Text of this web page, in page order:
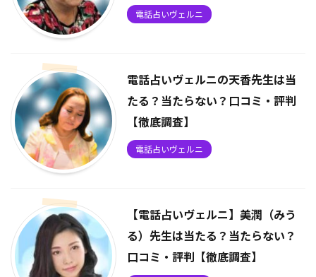
電話占いヴェルニ
電話占いヴェルニの天香先生は当
たる？当たらない？口コミ・評判
【徹底調査】
電話占いヴェルニ
【電話占いヴェルニ】美潤（みう
る）先生は当たる？当たらない？
口コミ・評判【徹底調査】